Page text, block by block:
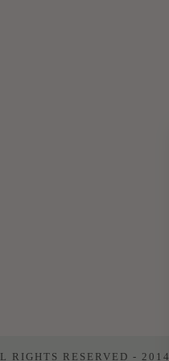
RIGHTS RESERVED - 2014